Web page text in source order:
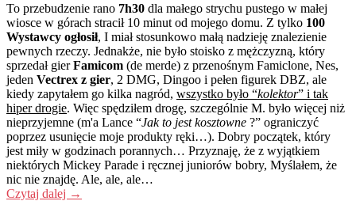
To przebudzenie rano 7h30 dla małego strychu pustego w małej
wiosce w górach stracił 10 minut od mojego domu. Z tylko 100
Wystawcy ogłosił, I miał stosunkowo małą nadzieję znalezienie
pewnych rzeczy. Jednakże, nie było stoisko z mężczyzną, który
sprzedał gierFamicom (de merde) z przenośnym Famiclone, Nes,
jeden Vectrex z gier, 2 DMG, Dingoo i pełen figurek DBZ, ale
kiedy zapytałem go kilka nagród, wszystko było “kolektor” i tak
hiper drogie. Więc spędziłem drogę, szczególnie M. było więcej niż
nieprzyjemne (m'a Lance “Jak to jest kosztowne ?” ograniczyć
poprzez usunięcie moje produkty ręki…). Dobry początek, który
jest miły w godzinach porannych… Przyznaję, że z wyjątkiem
niektórych Mickey Parade i ręcznej juniorów bobry, Myślałem, że
nic nie znajdę. Ale, ale, ale…
Czytaj dalej →